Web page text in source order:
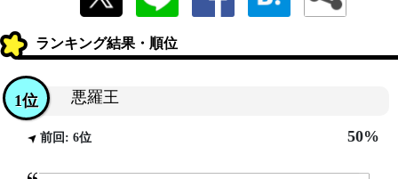
ランキング結果・順位
悪羅王
1位
前回: 6位 50%